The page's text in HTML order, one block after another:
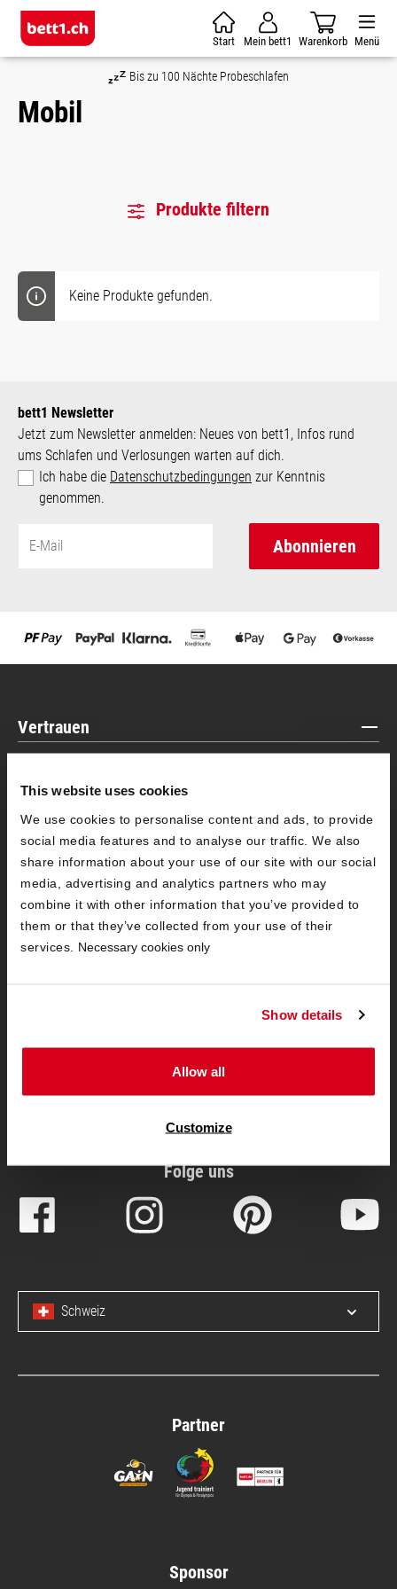
This website uses cookies
We use cookies to personalise content and ads, to provide
social media features and to analyse our traffic. We also
share information about your use of our site with our social
media, advertising and analytics partners who may
combine it with other information that you’ve provided to
them or that they’ve collected from your use of their
services. Necessary cookies only
Show details
Allow all
Customize
Zum Hauptinhalt springen
Start Mein bett1 Warenkorb Menü
Bis zu 100 Nächte Probeschlafen
Mobil
Produkte filtern
Keine Produkte gefunden.
bett1 Newsletter
Jetzt zum Newsletter anmelden: Neues von bett1, Infos rund
ums Schlafen und Verlosungen warten auf dich.
Ich habe die Datenschutzbedingungen zur Kenntnis
genommen.
Abonnieren
Vertrauen
Exzellent:4.6/5
09.08.2026 Mehr
Informationen
Allgemeines
Folge uns
Schweiz
Partner
Sponsor